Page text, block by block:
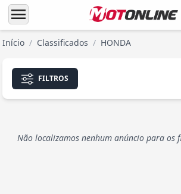
menu
Início / Classificados / HONDA
FILTROS
Não localizamos nenhum anúncio para os